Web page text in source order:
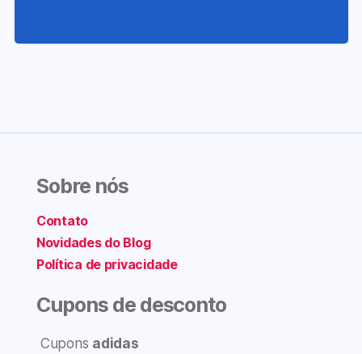
Sobre nós
Contato
Novidades do Blog
Política de privacidade
Cupons de desconto
Cupons adidas